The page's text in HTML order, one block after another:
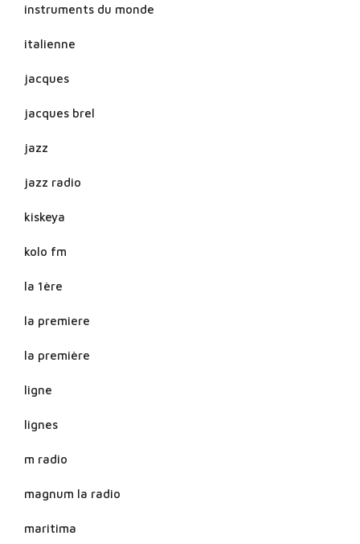
instruments du monde
italienne
jacques
jacques brel
jazz
jazz radio
kiskeya
kolo fm
la 1ère
la premiere
la première
ligne
lignes
m radio
magnum la radio
maritima